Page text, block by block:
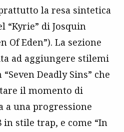
la resa sintetica
“Kyrie” di Josquin
Of Eden”). La sezione
ad aggiungere stilemi
Deadly Sins” che
il momento di
a una progressione
stile trap, e come “In